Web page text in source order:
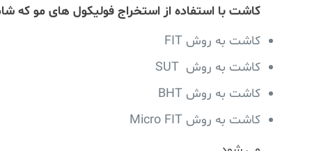
کاشت با استفاده از استخراج فولیکول های مو که
کاشت به روش FIT
کاشت به روش SUT
کاشت به روش BHT
کاشت به روش Micro FIT